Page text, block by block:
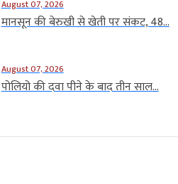
August 07, 2026
मानसून की बेरुखी से खेती पर संकट, 48...
August 07, 2026
पोलियो की दवा पीने के बाद तीन साल...